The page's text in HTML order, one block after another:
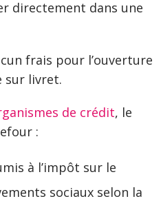
directement dans une
frais pour l’ouverture
sur livret.
de crédit, le
:
à l’impôt sur le
sociaux selon la